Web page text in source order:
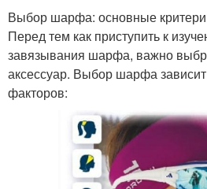
Выбор шарфа: основные
Перед тем как приступить к
завязывания шарфа, важно
аксессуар. Выбор шарфа зависит
факторов: